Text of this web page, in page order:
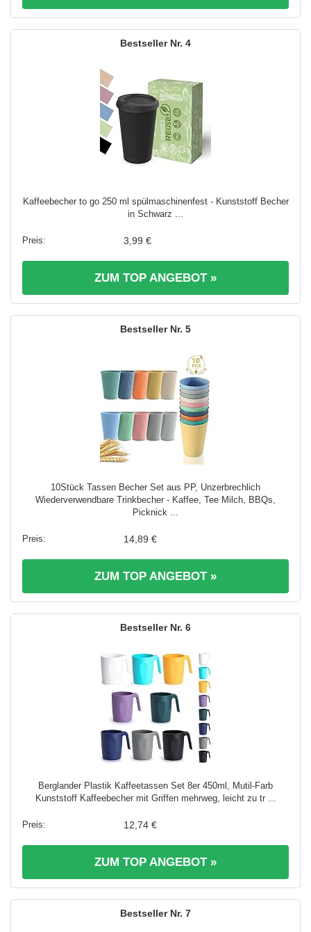
4
Kaffeebecher to go 250 ml spülmaschinenfest - Kunststoff Becher
in Schwarz ...
3,99 €
ZUM TOP ANGEBOT »
5
10Stück Tassen Becher Set aus PP, Unzerbrechlich
Wiederverwendbare Trinkbecher - Kaffee, Tee Milch, BBQs,
Picknick ...
14,89 €
ZUM TOP ANGEBOT »
6
Berglander Plastik Kaffeetassen Set 8er 450ml, Mutil-Farb
Kunststoff Kaffeebecher mit Griffen mehrweg, leicht zu tr ...
12,74 €
ZUM TOP ANGEBOT »
7